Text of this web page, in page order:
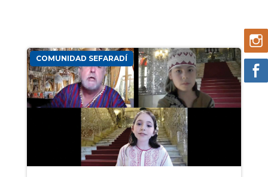
COMUNIDAD SEFARADÍ